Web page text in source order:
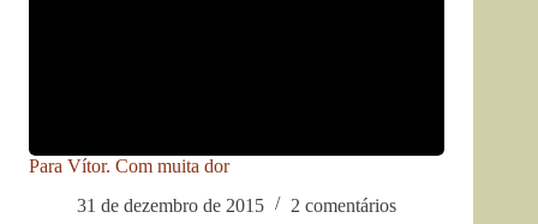
Para Vítor. Com muita dor
31 de dezembro de 2015
2 comentários